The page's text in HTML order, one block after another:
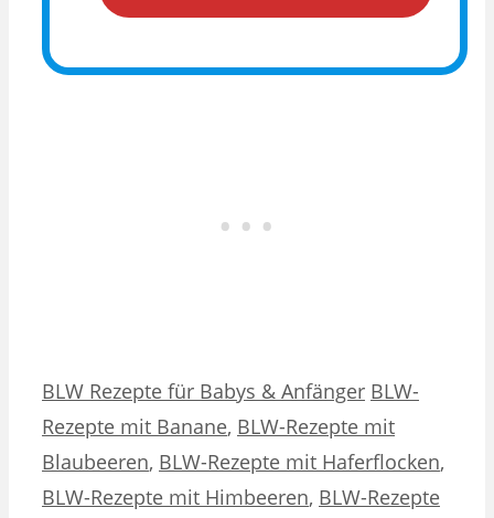
Kategorien
BLW Rezepte für Babys & Anfänger Schlagwörter
BLW-
Rezepte mit Banane, BLW-Rezepte mit
Blaubeeren, BLW-Rezepte mit Haferflocken,
BLW-Rezepte mit Himbeeren, BLW-Rezepte